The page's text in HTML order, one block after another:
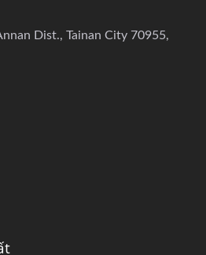
Dist., Tainan City 70955,